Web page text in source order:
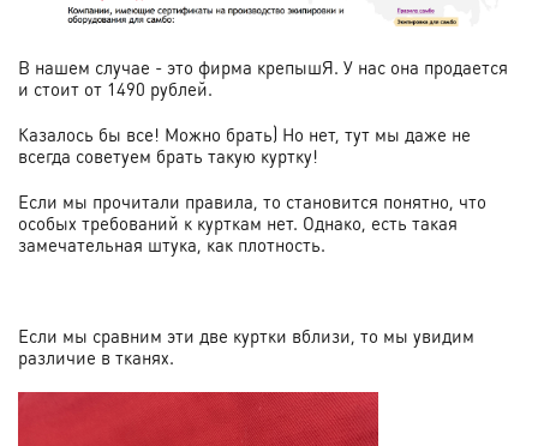
В нашем случае - это фирма крепышЯ. У нас она продается
и стоит от 1490 рублей.
Казалось бы все! Можно брать) Но нет, тут мы даже не
всегда советуем брать такую куртку!
Если мы прочитали правила, то становится понятно, что
особых требований к курткам нет. Однако, есть такая
замечательная штука, как плотность.
Если мы сравним эти две куртки вблизи, то мы увидим
различие в тканях.